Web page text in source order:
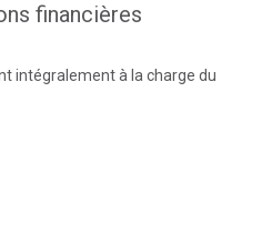
financières
intégralement à la charge du